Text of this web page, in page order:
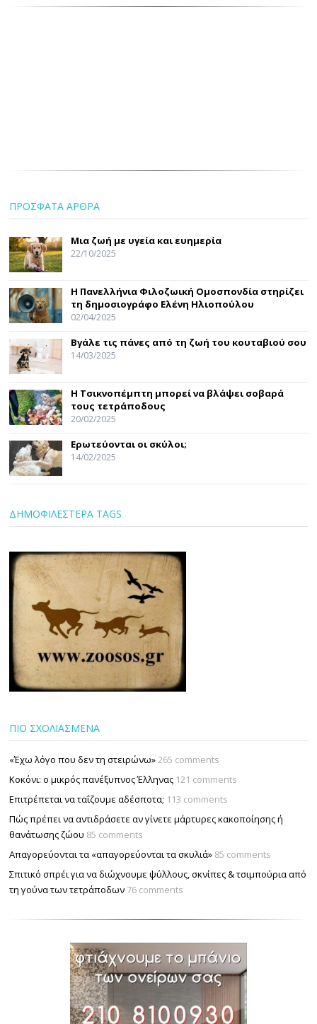
ΠΡΟΣΦΑΤΑ ΑΡΘΡΑ
Μια ζωή με υγεία και ευημερία
22/10/2025
Η Πανελλήνια Φιλοζωική Ομοσπονδία στηρίζει
τη δημοσιογράφο Ελένη Ηλιοπούλου
02/04/2025
Βγάλε τις πάνες από τη ζωή του κουταβιού σου
14/03/2025
Η Τσικνοπέμπτη μπορεί να βλάψει σοβαρά
τους τετράποδους
20/02/2025
Ερωτεύονται οι σκύλοι;
14/02/2025
ΔΗΜΟΦΙΛΕΣΤΕΡΑ TAGS
ΠΙΟ ΣΧΟΛΙΑΣΜΕΝΑ
«Έχω λόγο που δεν τη στειρώνω»265 comments
Κοκόνι: ο μικρός πανέξυπνος Έλληνας 121 comments
Επιτρέπεται να ταΐζουµε αδέσποτα; 113 comments
Πώς πρέπει να αντιδράσετε αν γίνετε μάρτυρες κακοποίησης ή
θανάτωσης ζώου 85 comments
Απαγορεύονται τα «απαγορεύονται τα σκυλιά» 85 comments
Σπιτικό σπρέι για να διώχνουμε ψύλλους, σκνίπες & τσιμπούρια από
τη γούνα των τετράποδων 76 comments